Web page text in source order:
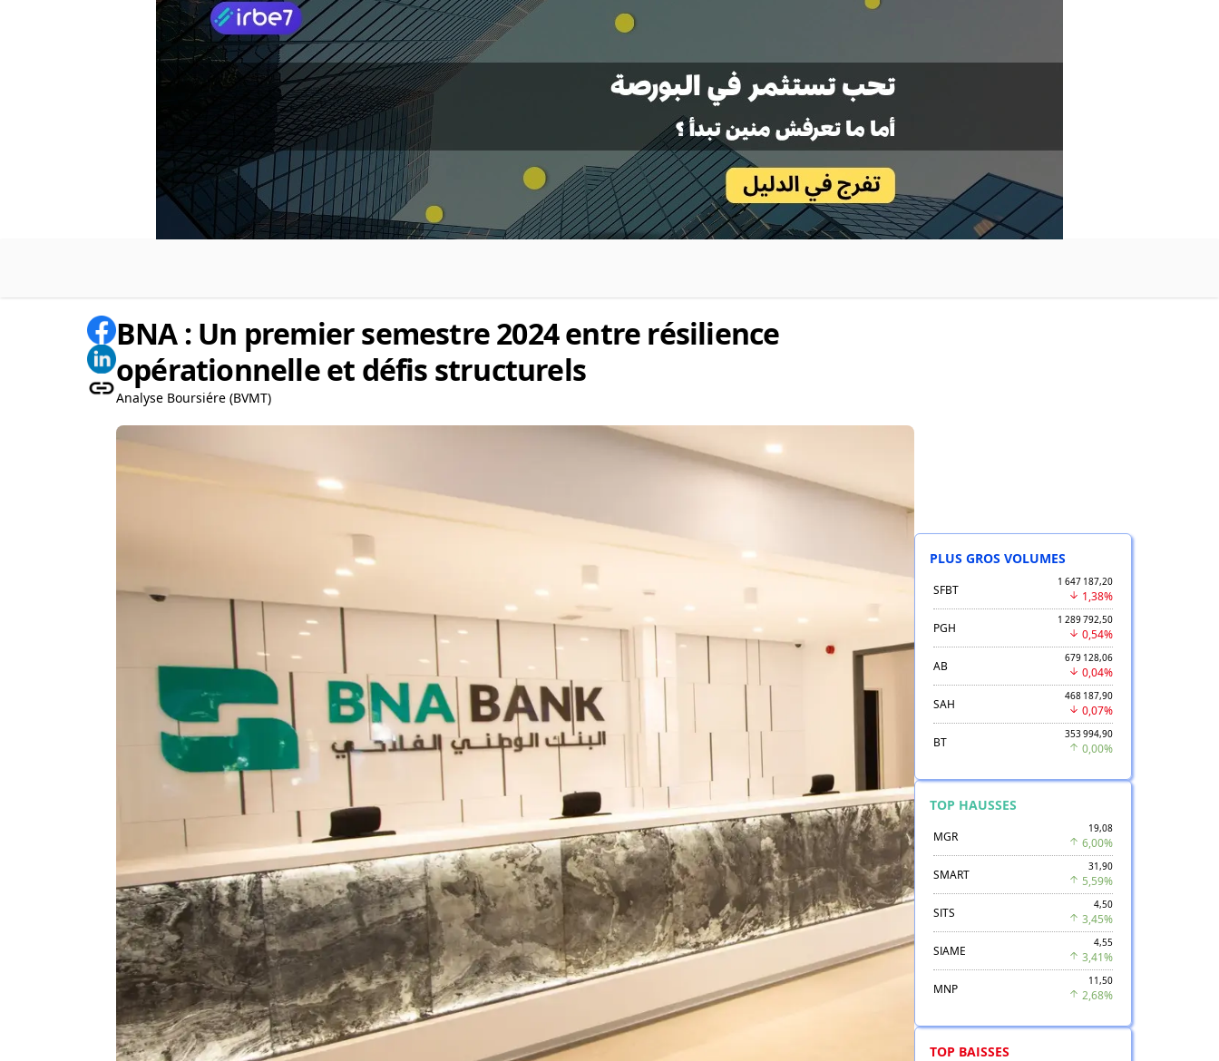
BNA : Un premier semestre 2024 entre résilience
opérationnelle et défis structurels
Analyse Boursiére (BVMT)
PLUS GROS VOLUMES
SFBT
1 647 187,20
1,38%
PGH
1 289 792,50
0,54%
AB
679 128,06
0,04%
SAH
468 187,90
0,07%
BT
353 994,90
0,00%
TOP HAUSSES
MGR
19,08
6,00%
SMART
31,90
5,59%
SITS
4,50
3,45%
SIAME
4,55
3,41%
MNP
11,50
2,68%
TOP BAISSES